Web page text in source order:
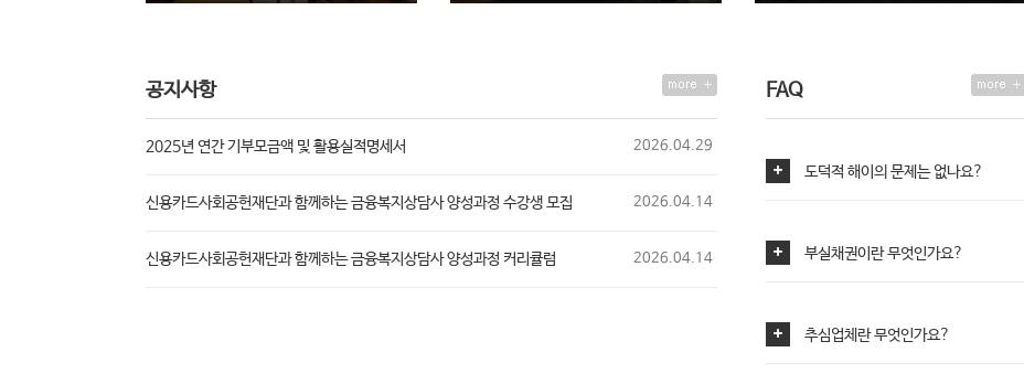
공지사항
2025년 연간 기부모금액 및 활용실적명세서 2026.04.29
신용카드사회공헌재단과 함께하는 금융복지상담사 양성과정 수강생 모집 2026.04.14
신용카드사회공헌재단과 함께하는 금융복지상담사 양성과정 커리큘럼 2026.04.14
FAQ
도덕적 해이의 문제는 없나요?
부실채권이란 무엇인가요?
추심업체란 무엇인가요?